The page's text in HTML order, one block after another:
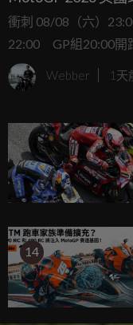
衝刺 08/08（六）
22:00 GP組20:00開
Webber 1天
14